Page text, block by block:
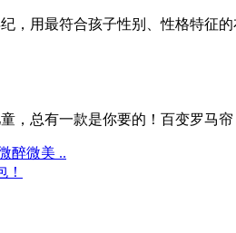
用最符合孩子性别、性格特征的
总有一款是你要的！百变罗马帘
醉微美 ..
！